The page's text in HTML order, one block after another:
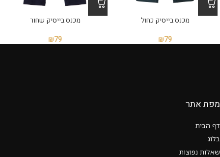
מכנס בייסיק כחול
₪79
מכנס בייסיק שחור
₪79
מפת אתר
דף הבית
בלוג
שאלות נפוצות